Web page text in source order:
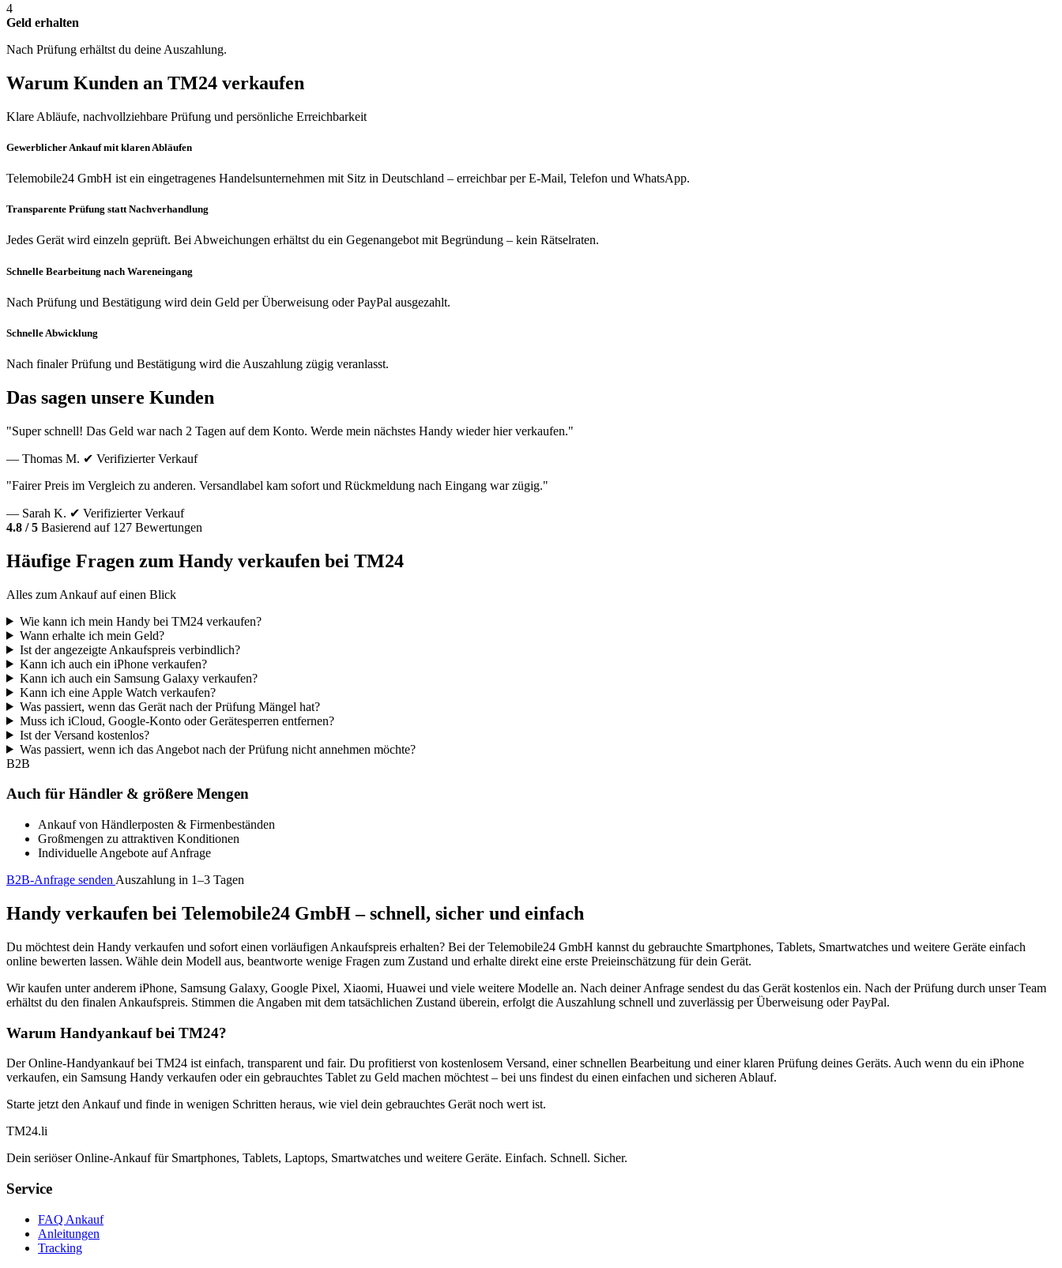
4
Geld erhalten
Nach Prüfung erhältst du deine Auszahlung.
Warum Kunden an TM24 verkaufen
Klare Abläufe, nachvollziehbare Prüfung und persönliche Erreichbarkeit
Gewerblicher Ankauf mit klaren Abläufen
Telemobile24 GmbH ist ein eingetragenes Handelsunternehmen mit Sitz in Deutschland – erreichbar per E-Mail, Telefon und WhatsApp.
Transparente Prüfung statt Nachverhandlung
Jedes Gerät wird einzeln geprüft. Bei Abweichungen erhältst du ein Gegenangebot mit Begründung – kein Rätselraten.
Schnelle Bearbeitung nach Wareneingang
Nach Prüfung und Bestätigung wird dein Geld per Überweisung oder PayPal ausgezahlt.
Schnelle Abwicklung
Nach finaler Prüfung und Bestätigung wird die Auszahlung zügig veranlasst.
Das sagen unsere Kunden
"Super schnell! Das Geld war nach 2 Tagen auf dem Konto. Werde mein nächstes Handy wieder hier verkaufen."
— Thomas M. ✔ Verifizierter Verkauf
"Fairer Preis im Vergleich zu anderen. Versandlabel kam sofort und Rückmeldung nach Eingang war zügig."
— Sarah K. ✔ Verifizierter Verkauf
4.8 / 5 Basierend auf 127 Bewertungen
Häufige Fragen zum Handy verkaufen bei TM24
Alles zum Ankauf auf einen Blick
Wie kann ich mein Handy bei TM24 verkaufen?
Wann erhalte ich mein Geld?
Ist der angezeigte Ankaufspreis verbindlich?
Kann ich auch ein iPhone verkaufen?
Kann ich auch ein Samsung Galaxy verkaufen?
Kann ich eine Apple Watch verkaufen?
Was passiert, wenn das Gerät nach der Prüfung Mängel hat?
Muss ich iCloud, Google-Konto oder Gerätesperren entfernen?
Ist der Versand kostenlos?
Was passiert, wenn ich das Angebot nach der Prüfung nicht annehmen möchte?
B2B
Auch für Händler & größere Mengen
Ankauf von Händlerposten & Firmenbeständen
Großmengen zu attraktiven Konditionen
Individuelle Angebote auf Anfrage
B2B-Anfrage senden Auszahlung in 1–3 Tagen
Handy verkaufen bei Telemobile24 GmbH – schnell, sicher und einfach
Du möchtest dein Handy verkaufen und sofort einen vorläufigen Ankaufspreis erhalten? Bei der Telemobile24 GmbH kannst du gebrauchte Smartphones, Tablets, Smartwatches und weitere Geräte einfach
online bewerten lassen. Wähle dein Modell aus, beantworte wenige Fragen zum Zustand und erhalte direkt eine erste Preieinschätzung für dein Gerät.
Wir kaufen unter anderem iPhone, Samsung Galaxy, Google Pixel, Xiaomi, Huawei und viele weitere Modelle an. Nach deiner Anfrage sendest du das Gerät kostenlos ein. Nach der Prüfung durch unser Team
erhältst du den finalen Ankaufspreis. Stimmen die Angaben mit dem tatsächlichen Zustand überein, erfolgt die Auszahlung schnell und zuverlässig per Überweisung oder PayPal.
Warum Handyankauf bei TM24?
Der Online-Handyankauf bei TM24 ist einfach, transparent und fair. Du profitierst von kostenlosem Versand, einer schnellen Bearbeitung und einer klaren Prüfung deines Geräts. Auch wenn du ein iPhone
verkaufen, ein Samsung Handy verkaufen oder ein gebrauchtes Tablet zu Geld machen möchtest – bei uns findest du einen einfachen und sicheren Ablauf.
Starte jetzt den Ankauf und finde in wenigen Schritten heraus, wie viel dein gebrauchtes Gerät noch wert ist.
TM24.li
Dein seriöser Online-Ankauf für Smartphones, Tablets, Laptops, Smartwatches und weitere Geräte. Einfach. Schnell. Sicher.
Service
FAQ Ankauf
Anleitungen
Tracking